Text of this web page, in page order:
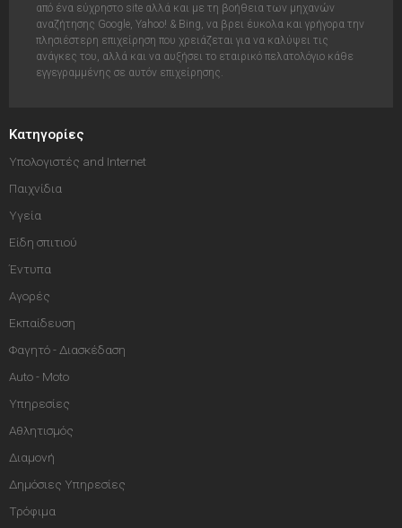
από ένα εύχρηστο site αλλά και με τη βοήθεια των μηχανών
αναζήτησης Google, Yahoo! & Bing, να βρει έυκολα και γρήγορα την
πλησιέστερη επιχείρηση που χρειάζεται για να καλύψει τις
ανάγκες του, αλλά και να αυξήσει το εταιρικό πελατολόγιο κάθε
εγγεγραμμένης σε αυτόν επιχείρησης.
Κατηγορίες
Υπολογιστές and Internet
Παιχνίδια
Υγεία
Είδη σπιτιού
Έντυπα
Αγορές
Εκπαίδευση
Φαγητό - Διασκέδαση
Auto - Moto
Υπηρεσίες
Αθλητισμός
Διαμονή
Δημόσιες Υπηρεσίες
Τρόφιμα